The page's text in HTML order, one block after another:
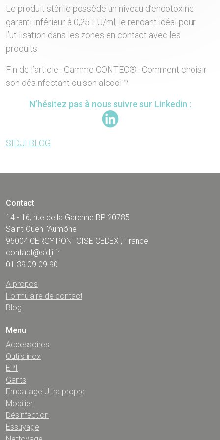
Le produit stérile possède un niveau d’endotoxine
garanti inférieur à 0,25 EU/ml, le rendant idéal pour
l’utilisation dans les zones en contact avec les
produits.
Fin de l’article : Gamme CONTEC® : Comment choisir
son désinfectant ou son alcool ?
N’hésitez pas à nous suivre sur Linkedin :
SIDJI BLOG
Contact
14 - 16, rue de la Garenne BP 20785
Saint-Ouen l'Aumône
95004 CERGY PONTOISE CEDEX , France
contact@sidji.fr
01.39.09.09.90
A propos
Formulaire de contact
Blog
Menu
Accessoires
Outils inox
EPI
Gants
Emballage Ultra propre
Mobilier
Désinfection
Essuyage